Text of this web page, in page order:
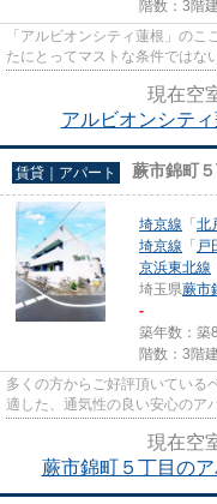
階数：3階建
「アルビオンシティ蓮根」の
たにとってマストな条件ではな
現在空
アルビオンシテ
賃貸｜アパート 蕨市錦町
埼京線 「 北
埼京線 「 戸
京浜東北線
埼玉県蕨市
-
築年数：築
階数：3階建
多くの方からご好評頂いている
適した、通気性の良い安心のア
現在空
蕨市錦町５丁目の